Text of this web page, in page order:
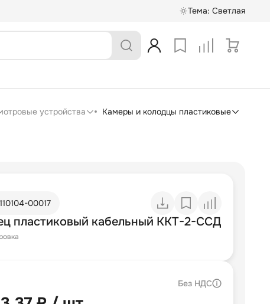
Тема: Светлая
устройства Камеры и колодцы пластиковые
110104-00017
пластиковый кабельный ККТ-2-ССД
Без НДС